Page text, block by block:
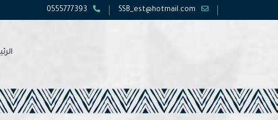
SSB_est@hotmail.com
0555777393